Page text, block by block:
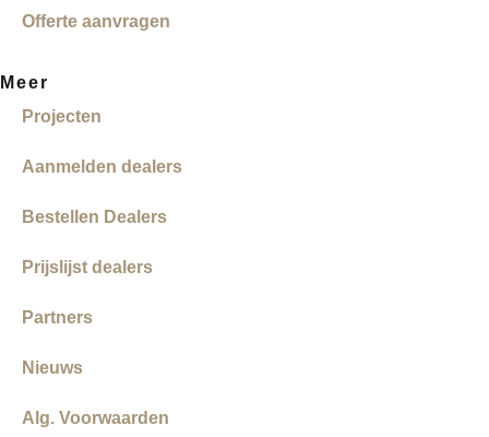
Offerte aanvragen
Meer
Projecten
Aanmelden dealers
Bestellen Dealers
Prijslijst dealers
Partners
Nieuws
Alg. Voorwaarden